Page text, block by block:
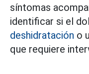
síntomas
identificar si el
deshidratación o
que requiere